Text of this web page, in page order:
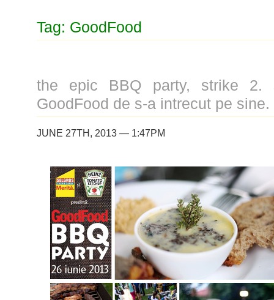
Tag: GoodFood
the epic BBQ party, strike 2.
GoodFood de s-a intrecut pe sine.
JUNE 27TH, 2013 — 1:47PM